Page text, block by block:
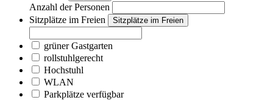
Anzahl der Personen
Sitzplätze im Freien
Sitzplätze im Freien
grüner Gastgarten
rollstuhlgerecht
Hochstuhl
WLAN
Parkplätze verfügbar